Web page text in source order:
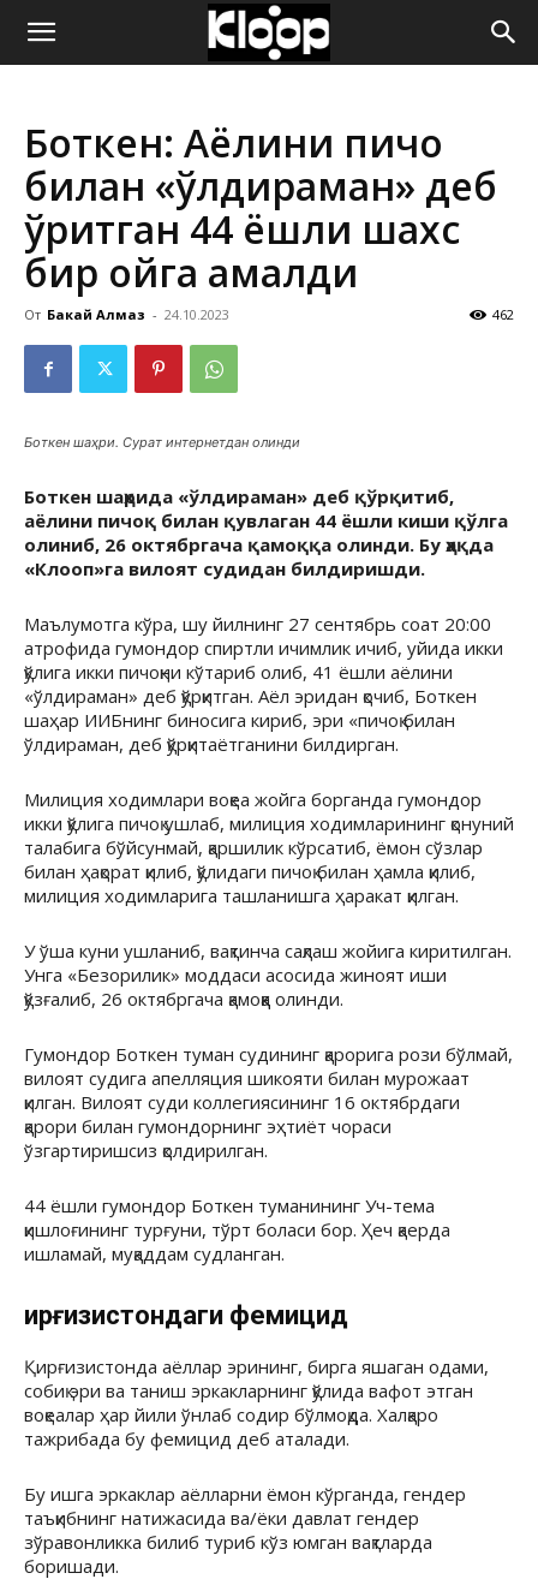
ҚИРҒИЗИСТОН
ЯНГИЛИКЛАРИ
Боткен: Аёлини пичоқ
билан «ўлдираман» деб
қўрқитган 44 ёшли шахс
бир ойга қамалди
От Бакай Алмаз - 24.10.2023 462
Боткен шаҳри. Сурат интернетдан олинди
Боткен шаҳрида «ўлдираман» деб қўрқитиб,
аёлини пичоқ билан қувлаган 44 ёшли киши қўлга
олиниб, 26 октябргача қамоққа олинди. Бу ҳақда
«Клооп»га вилоят судидан билдиришди.
Маълумотга кўра, шу йилнинг 27 сентябрь соат 20:00
атрофида гумондор спиртли ичимлик ичиб, уйида икки
қўлига икки пичоқни кўтариб олиб, 41 ёшли аёлини
«ўлдираман» деб қўрқитган. Аёл эридан қочиб, Боткен
шаҳар ИИБнинг биносига кириб, эри «пичоқ билан
ўлдираман, деб қўрқитаётганини билдирган.
Милиция ходимлари воқеа жойга борганда гумондор
икки қўлига пичоқ ушлаб, милиция ходимларининг қонуний
талабига бўйсунмай, қаршилик кўрсатиб, ёмон сўзлар
билан ҳақорат қилиб, қўлидаги пичоқ билан ҳамла қилиб,
милиция ходимларига ташланишга ҳаракат қилган.
У ўша куни ушланиб, вақтинча сақлаш жойига киритилган.
Унга «Безорилик» моддаси асосида жиноят иши
қўзғалиб, 26 октябргача қамоққа олинди.
Гумондор Боткен туман судининг қарорига рози бўлмай,
вилоят судига апелляция шикояти билан мурожаат
қилган. Вилоят суди коллегиясининг 16 октябрдаги
қарори билан гумондорнинг эҳтиёт чораси
ўзгартиришсиз қолдирилган.
44 ёшли гумондор Боткен туманининг Уч-тема
қишлоғининг турғуни, тўрт боласи бор. Ҳеч қаерда
ишламай, муқаддам судланган.
Қирғизистондаги фемицид
Қирғизистонда аёллар эрининг, бирга яшаган одами,
собиқ эри ва таниш эркакларнинг қўлида вафот этган
воқеалар ҳар йили ўнлаб содир бўлмоқда. Халқаро
тажрибада бу фемицид деб аталади.
Бу ишга эркаклар аёлларни ёмон кўрганда, гендер
таъқибнинг натижасида ва/ёки давлат гендер
зўравонликка билиб туриб кўз юмган вақтларда
боришади.